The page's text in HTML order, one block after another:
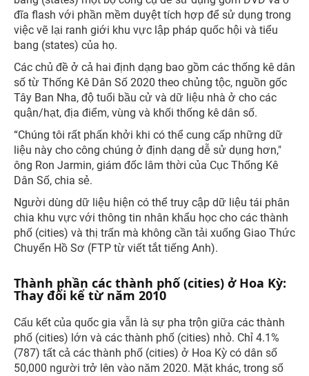
đĩa flash với phần mềm duyệt tích hợp để sử dụng trong
việc vẽ lại ranh giới khu vực lập pháp quốc hội và tiểu
bang (states) của họ.
Các chủ đề ở cả hai định dạng bao gồm các thống kê dân
số từ Thống Kê Dân Số 2020 theo chủng tộc, nguồn gốc
Tây Ban Nha, độ tuổi bầu cử và dữ liệu nhà ở cho các
quận/hạt, địa điểm, vùng và khối thống kê dân số.
“Chúng tôi rất phấn khởi khi có thể cung cấp những dữ
liệu này cho công chúng ở định dạng dễ sử dụng hơn,"
ông Ron Jarmin, giám đốc lâm thời của Cục Thống Kê
Dân Số, chia sẻ.
Người dùng dữ liệu hiện có thể truy cập dữ liệu tái phân
chia khu vực với thông tin nhân khẩu học cho các thành
phố (cities) và thị trấn mà không cần tải xuống Giao Thức
Chuyển Hồ Sơ (FTP từ viết tắt tiếng Anh).
Thành phần các thành phố (cities) ở Hoa Kỳ:
Thay đổi kể từ năm 2010
Cấu kết của quốc gia vẫn là sự pha trộn giữa các thành
phố (cities) lớn và các thành phố (cities) nhỏ. Chỉ 4.1%
(787) tất cả các thành phố (cities) ở Hoa Kỳ có dân số
50,000 người trở lên vào năm 2020. Mặt khác, trong số